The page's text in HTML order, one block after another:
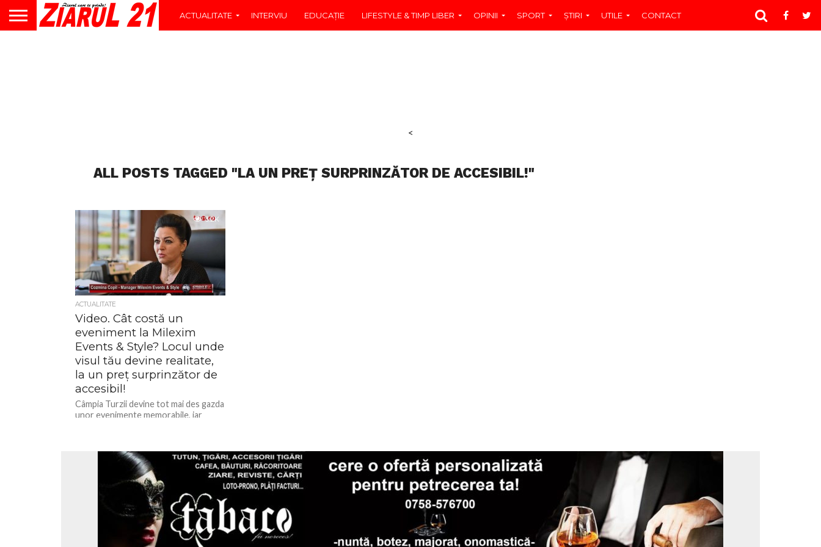
ACTUALITATE INTERVIU EDUCAŢIE LIFESTYLE & TIMP LIBER OPINII SPORT ŞTIRI UTILE CONTACT
<
ALL POSTS TAGGED "LA UN PREȚ SURPRINZĂTOR DE ACCESIBIL!"
3.2K
ACTUALITATE
Video. Cât costă un
eveniment la Milexim
Events & Style? Locul unde
visul tău devine realitate,
la un preț surprinzător de
accesibil!
Câmpia Turzii devine tot mai des gazda
unor evenimente memorabile, iar